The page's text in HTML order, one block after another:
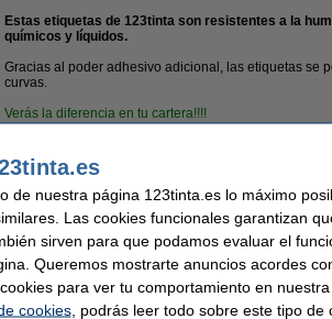
Estas etiquetas de 123tinta son resistentes a la
químicos y líquidos.
Gracias al poder adhesivo adicional, las etiquetas se
curvas.
Verás la diferencia en tu cartera!!!!
Características
Marca: 123tinta
Medidas:
102 x 59 mm (LxAn)
Material:
polipropileno (capa superior)
Consejo
Le recomendamos que utilice estas etiquetas en
de nuestra página 123tinta.es lo máximo
Las cookies funcionales garantizan
sirven para que podamos evaluar el
Queremos mostrarte anuncios acordes
para ver tu comportamiento en
cookies, podrás leer todo sobre este tipo de